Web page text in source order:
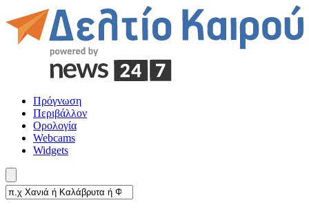
Πρόγνωση
Περιβάλλον
Ορολογία
Webcams
Widgets